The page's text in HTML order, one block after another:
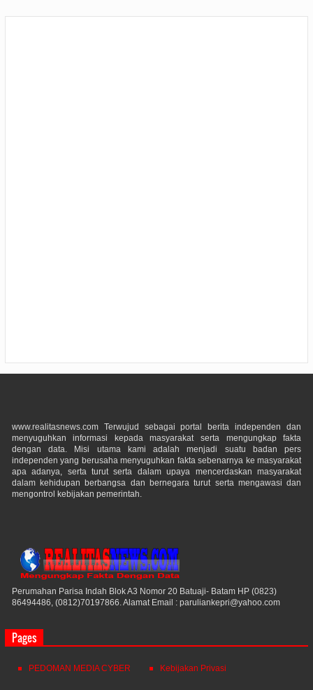
www.realitasnews.com Terwujud sebagai portal berita independen dan
menyuguhkan informasi kepada masyarakat serta mengungkap fakta
dengan data. Misi utama kami adalah menjadi suatu badan pers
independen yang berusaha menyuguhkan fakta sebenarnya ke masyarakat
apa adanya, serta turut serta dalam upaya mencerdaskan masyarakat
dalam kehidupan berbangsa dan bernegara turut serta mengawasi dan
mengontrol kebijakan pemerintah.
Perumahan Parisa Indah Blok A3 Nomor 20 Batuaji- Batam HP (0823)
86494486, (0812)70197866. Alamat Email : paruliankepri@yahoo.com
Pages
PEDOMAN MEDIA CYBER Kebijakan Privasi